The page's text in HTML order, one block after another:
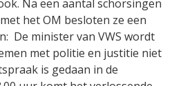
Na een aantal schorsingen
het OM besloten ze een
De minister van VWS wordt
met politie en justitie niet
is gedaan in de